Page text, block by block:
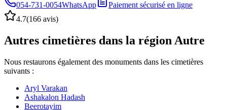
054-731-0054WhatsApp
Paiement sécurisé en ligne
4.7(166 avis)
Autres cimetières dans la région Autre
Nous restaurons également des monuments dans les cimetières
suivants :
Aryl Varakan
Ashakalon Hadash
Beerotayim